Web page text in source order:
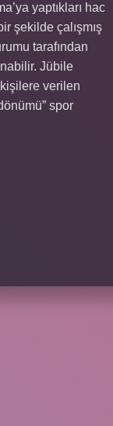
yaptıkları hac
şekilde çalışmış
tarafından
Jübile
verilen
spor